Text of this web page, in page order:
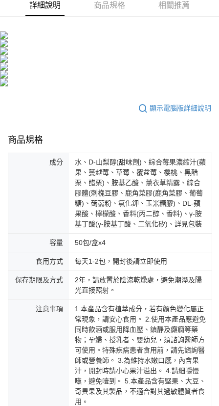
４．使用「AFTEE先享後付」時，將依據個別帳號之用戶狀況，依本公司即
每筆NT$100，滿NT$600(含以上)免運費
詳細說明 商品規格 相關推薦
顯示電腦版詳細說明
商品規格
成分
水、D-山梨醇(甜味劑)、綜合莓果濃縮汁(蘋
果、蔓越莓、草莓、覆盆莓、櫻桃、黑醋
栗、醋栗)、胺基乙酸、薰衣草精露、綜合
膠體(刺槐豆膠、鹿角菜膠(鹿角菜膠、葡萄
糖)、蒟蒻粉、氯化鉀、玉米糖膠)、DL-蘋
果酸、檸檬酸、香料(丙二醇、香料)、γ-胺
基丁酸(γ-胺基丁酸、二氧化矽)、詳見包裝
容量 50包/盒x4
食用方式 每天1-2包，開封後請立即使用
保存期限及方式
2年，請放置於陰涼乾燥處，避免潮溼及陽
光直接照射。
注意事項
1.本產品含有植萃成分，若有顏色變化屬正
常現象，請安心食用。 2.使用本產品應避免
同時飲酒或服用降血壓、鎮靜及癲癇等藥
物；孕婦、授乳者、嬰幼兒，須諮詢醫師方
可使用。特殊疾病患者食用前，請先諮詢醫
師或營養師。 3.為維持水嫩口感，內含果
汁，開封時請小心果汁溢出。 4.請細嚼慢
嚥，避免噎到。 5.本產品含有堅果、大豆、
奇異果及其製品，不適合對其過敏體質者食
用。